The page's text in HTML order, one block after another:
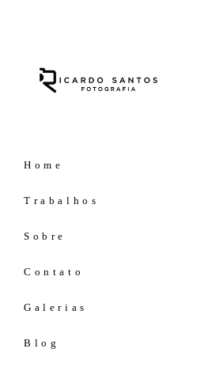
Home
Trabalhos
Sobre
Contato
Galerias
Blog